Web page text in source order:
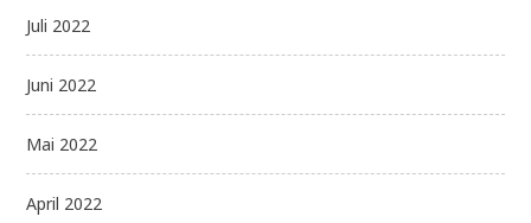
Juli 2022
Juni 2022
Mai 2022
April 2022